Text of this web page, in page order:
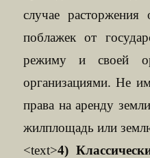
случае
поблажек от
режиму и своей
организациями. Не
права на аренду
жилплощадь или
<text>4)